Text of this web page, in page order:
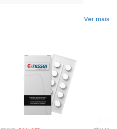
Ver mais